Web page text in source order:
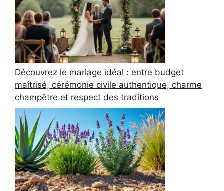
Découvrez le mariage idéal : entre budget
maîtrisé, cérémonie civile authentique, charme
champêtre et respect des traditions